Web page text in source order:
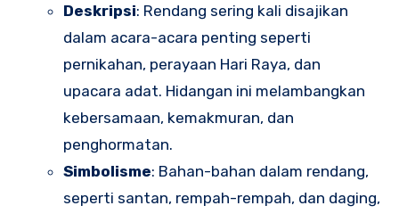
Deskripsi: Rendang sering kali disajikan
dalam acara-acara penting seperti
pernikahan, perayaan Hari Raya, dan
upacara adat. Hidangan ini melambangkan
kebersamaan, kemakmuran, dan
penghormatan.
Simbolisme: Bahan-bahan dalam rendang,
seperti santan, rempah-rempah, dan daging,